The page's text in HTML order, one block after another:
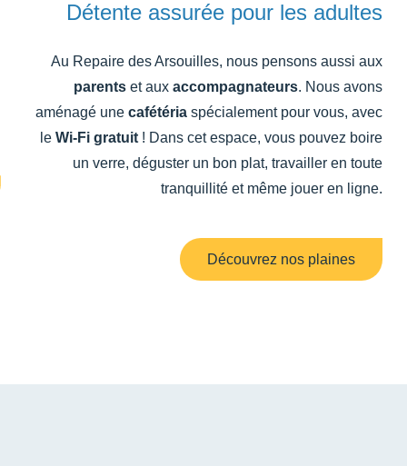
Détente assurée pour les adultes
Au Repaire des Arsouilles, nous pensons aussi aux
parents et auxaccompagnateurs. Nous avons
aménagé unecafétéria spécialement pour vous, avec
leWi-Fi gratuit ! Dans cet espace, vous pouvez boire
un verre, déguster un bon plat, travailler en toute
tranquillité et même jouer en ligne.
Découvrez nos plaines